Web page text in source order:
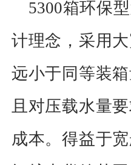
5300箱环保
计理念，采用
远小于同等装
且对压载水量
成本。得益于